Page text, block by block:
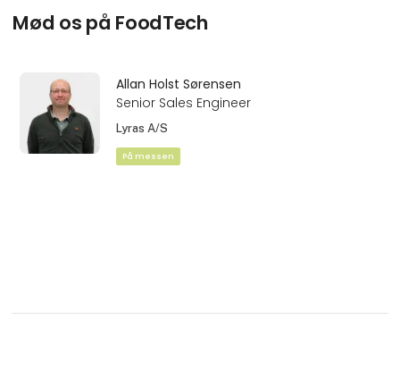
Mød os på FoodTech
Allan Holst Sørensen
Senior Sales Engineer
Lyras A/S
På messen